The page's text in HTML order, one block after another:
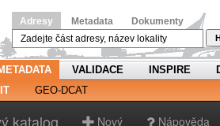
Adresy Metadata Dokumenty
VALIDACE INSPIRE
GEO-DCAT